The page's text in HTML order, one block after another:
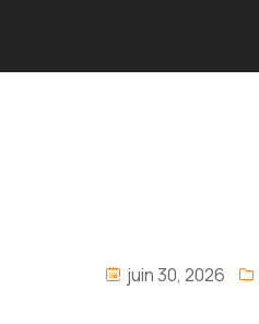
juin 30, 2026